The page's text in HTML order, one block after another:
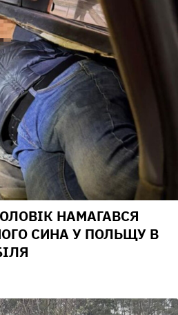
НАМАГАВСЯ
СИНА У ПОЛЬЩУ В